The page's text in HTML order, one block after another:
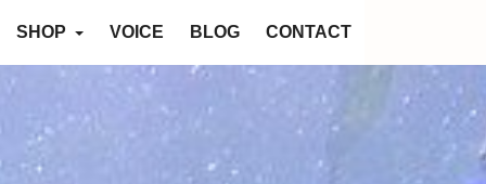
SHOP VOICE BLOG CONTACT